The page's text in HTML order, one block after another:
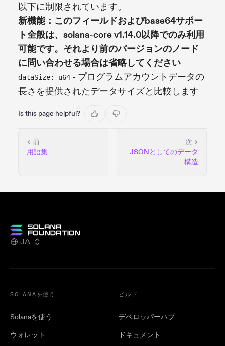
以下に制限されています。
新機能：このフィールドおよびbase64サポー
ト全般は、solana-core v1.14.0以降でのみ利用
可能です。それより前のバージョンのノード
に問い合わせる場合は省略してください
dataSize: u64 - プログラムアカウントデータの
長さを提供されたデータサイズと比較します
Is this page helpful?
前
用語集
次
JSONとしてのデータ
構造
JA
SOLANAを使う
Solanaを使う
ウォレット
ビルド
デベロッパーハブ
ドキュメント